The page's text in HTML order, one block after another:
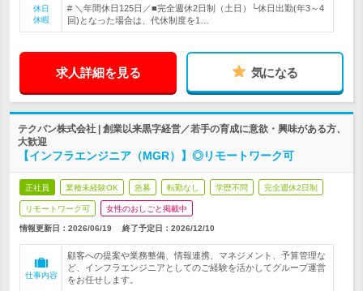
休日
休暇
# ＼年間休日125日／■完全週休2日制（土日）└休日出勤(年3～4
回)となった場合は、代休制度を1…
求人詳細を見る 気になる
テクバン株式会社 | 創業以来黒字経営／若手の育成に意欲・興味がある方、
大歓迎
【インフラエンジニア（MGR）】◎リモートワーク可
正社員 業種未経験OK 急募 転勤なし 学歴不問 完全週休2日制
リモートワーク可 女性のおしごと掲載中
情報更新日：2026/06/19 終了予定日： 2026/12/10
仕事内容
顧客への提案や業務整備、情報連携、マネジメント、予算管理な
ど、インフラエンジニアとしてのご経験を活かしてグループ運営
をお任せします。